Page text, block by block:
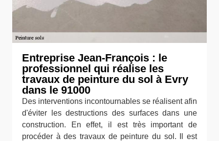
Entreprise Jean-François : le
professionnel qui réalise les
travaux de peinture du sol à Evry
dans le 91000
Des interventions incontournables se réalisent afin
d'éviter les destructions des surfaces dans une
construction. En effet, il est très important de
procéder à des travaux de peinture du sol. Il est